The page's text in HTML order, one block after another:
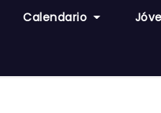
Calendario